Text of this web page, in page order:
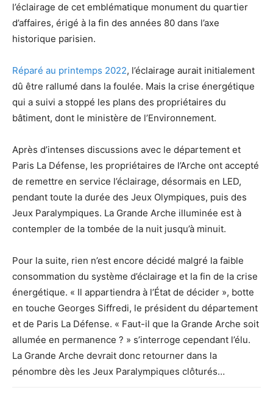
l’éclairage de cet emblématique monument du quartier
d’affaires, érigé à la fin des années 80 dans l’axe
historique parisien.
Réparé au printemps 2022, l’éclairage aurait initialement
dû être rallumé dans la foulée. Mais la crise énergétique
qui a suivi a stoppé les plans des propriétaires du
bâtiment, dont le ministère de l’Environnement.
Après d’intenses discussions avec le département et
Paris La Défense, les propriétaires de l’Arche ont accepté
de remettre en service l’éclairage, désormais en LED,
pendant toute la durée des Jeux Olympiques, puis des
Jeux Paralympiques. La Grande Arche illuminée est à
contempler de la tombée de la nuit jusqu’à minuit.
Pour la suite, rien n’est encore décidé malgré la faible
consommation du système d’éclairage et la fin de la crise
énergétique. « Il appartiendra à l’État de décider », botte
en touche Georges Siffredi, le président du département
et de Paris La Défense. « Faut-il que la Grande Arche soit
allumée en permanence ? » s’interroge cependant l’élu.
La Grande Arche devrait donc retourner dans la
pénombre dès les Jeux Paralympiques clôturés…